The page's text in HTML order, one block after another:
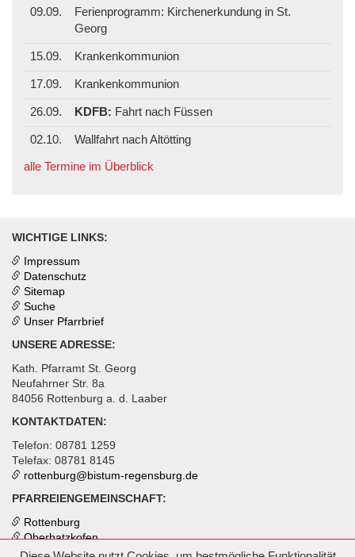
09.09.
Ferienprogramm: Kirchenerkundung in St.
Georg
15.09. Krankenkommunion
17.09. Krankenkommunion
26.09. KDFB: Fahrt nach Füssen
02.10.
Wallfahrt nach Altötting
alle Termine im Überblick
WICHTIGE LINKS:
Impressum
Datenschutz
Sitemap
Suche
Unser Pfarrbrief
UNSERE ADRESSE:
Kath. Pfarramt St. Georg
Neufahrner Str. 8a
84056 Rottenburg a. d. Laaber
KONTAKTDATEN:
Telefon: 08781 1259
Telefax: 08781 8145
rottenburg@ bistum-regensburg.de
PFARREIENGEMEINSCHAFT:
Rottenburg
Oberhatzkofen
Inkofen